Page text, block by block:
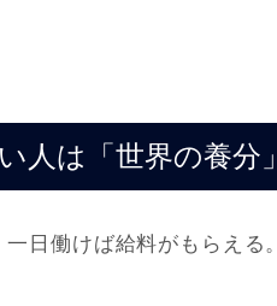
人は「世界の養分」
日働けば給料がもらえる。